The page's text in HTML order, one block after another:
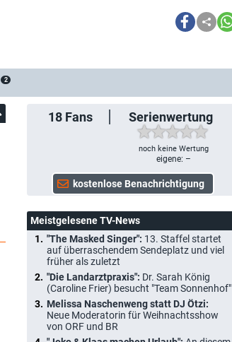
2
18 Fans Serienwertung
noch keine Wertung
eigene: –
Meistgelesene TV-News
"The Masked Singer": 13. Staffel startet
auf überraschendem Sendeplatz und viel
früher als zuletzt
"Die Landarztpraxis": Dr. Sarah König
(Caroline Frier) besucht "Team Sonnenhof"
Melissa Naschenweng statt DJ Ötzi:
Neue Moderatorin für Weihnachtsshow
von ORF und BR